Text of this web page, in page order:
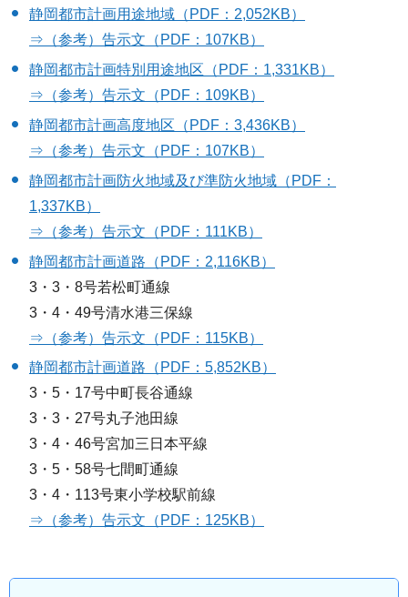
静岡都市計画用途地域（PDF：2,052KB）
⇒（参考）告示文（PDF：107KB）
静岡都市計画特別用途地区（PDF：1,331KB）
⇒（参考）告示文（PDF：109KB）
静岡都市計画高度地区（PDF：3,436KB）
⇒（参考）告示文（PDF：107KB）
静岡都市計画防火地域及び準防火地域（PDF：
1,337KB）
⇒（参考）告示文（PDF：111KB）
静岡都市計画道路（PDF：2,116KB）
3・3・8号若松町通線
3・4・49号清水港三保線
⇒（参考）告示文（PDF：115KB）
静岡都市計画道路（PDF：5,852KB）
3・5・17号中町長谷通線
3・3・27号丸子池田線
3・4・46号宮加三日本平線
3・5・58号七間町通線
3・4・113号東小学校駅前線
⇒（参考）告示文（PDF：125KB）